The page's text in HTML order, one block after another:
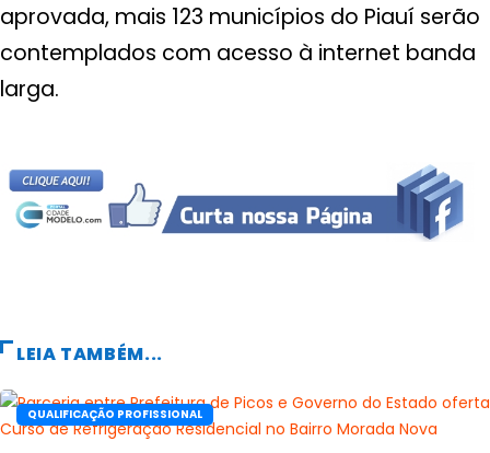
aprovada, mais 123 municípios do Piauí serão
contemplados com acesso à internet banda
larga.
LEIA TAMBÉM...
QUALIFICAÇÃO PROFISSIONAL